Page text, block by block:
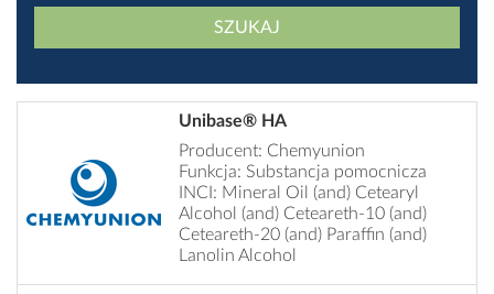
SZUKAJ
Unibase® HA
Producent: Chemyunion
Funkcja: Substancja pomocnicza
INCI: Mineral Oil (and) Cetearyl
Alcohol (and) Ceteareth-10 (and)
Ceteareth-20 (and) Paraffin (and)
Lanolin Alcohol